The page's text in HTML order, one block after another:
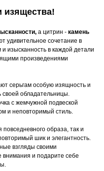
изящества!
а цитрин - камень
удивительное сочетание в
изысканность в каждой детали
произведениями
серьгам особую изящность и
своей обладательницы.
с жемчужной подвеской
и неповторимый стиль.
образа, так и
шик и элегантность.
взгляды своими
внимания и подарите себе